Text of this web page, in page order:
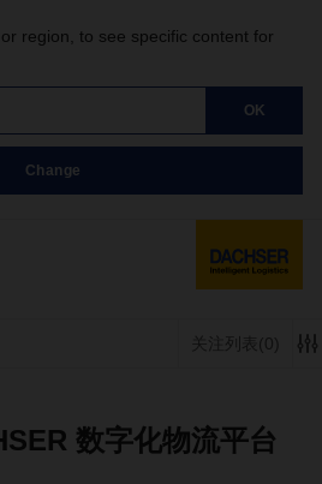
region, to see specific content for
OK
Change
关注列表 (0)
数字化物流平台